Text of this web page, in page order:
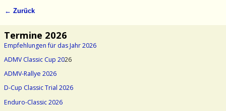
← Zurück
Termine 2026
Empfehlungen für das Jahr 2026
ADMV Classic Cup 2026
ADMV-Rallye 2026
D-Cup Classic Trial 2026
Enduro-Classic 2026